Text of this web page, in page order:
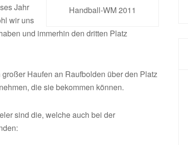
Handball-WM 2011
Jahr
wir uns
und immerhin den dritten Platz
Haufen an Raufbolden über den Platz
die sie bekommen können.
sind die, welche auch bei der